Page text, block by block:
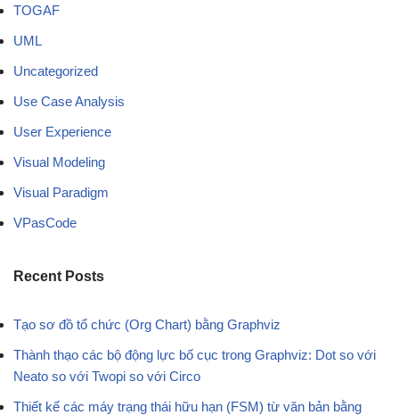
TOGAF
UML
Uncategorized
Use Case Analysis
User Experience
Visual Modeling
Visual Paradigm
VPasCode
Recent Posts
Tạo sơ đồ tổ chức (Org Chart) bằng Graphviz
Thành thạo các bộ động lực bố cục trong Graphviz: Dot so với
Neato so với Twopi so với Circo
Thiết kế các máy trạng thái hữu hạn (FSM) từ văn bản bằng